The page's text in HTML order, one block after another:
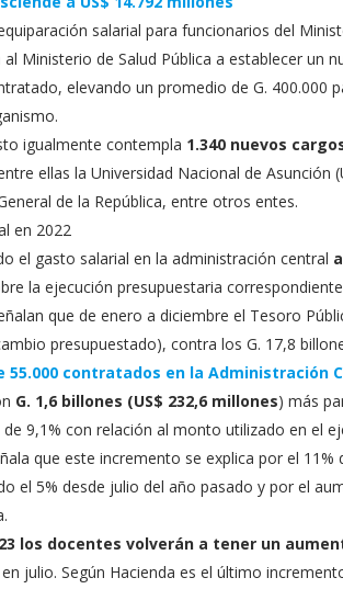
salarial para funcionarios del
Ministerio de Salud Pública a establecer un
elevando un promedio de G. 400.000
igualmente contempla 1.340 nuevos
ellas la Universidad Nacional de Asunción
de la República, entre otros entes.
en 2022
el gasto salarial en la administración central
la ejecución presupuestaria
que de enero a diciembre el Tesoro
presupuestado), contra los G. 17,8
55.000 contratados en la Administración
G. 1,6 billones (US$ 232,6 millones) más
9,1% con relación al monto utilizado en el
que este incremento se explica por el
el 5% desde julio del año pasado y por el
los docentes volverán a tener un
julio. Según Hacienda es el último